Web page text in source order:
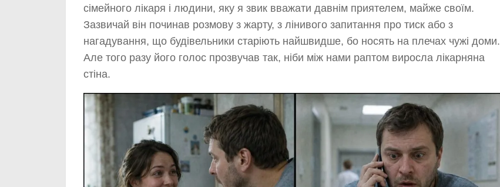
сімейного лікаря і людини, яку я звик вважати давнім приятелем, майже своїм.
Зазвичай він починав розмову з жарту, з лінивого запитання про тиск або з
нагадування, що будівельники старіють найшвидше, бо носять на плечах чужі доми.
Але того разу його голос прозвучав так, ніби між нами раптом виросла лікарняна
стіна.